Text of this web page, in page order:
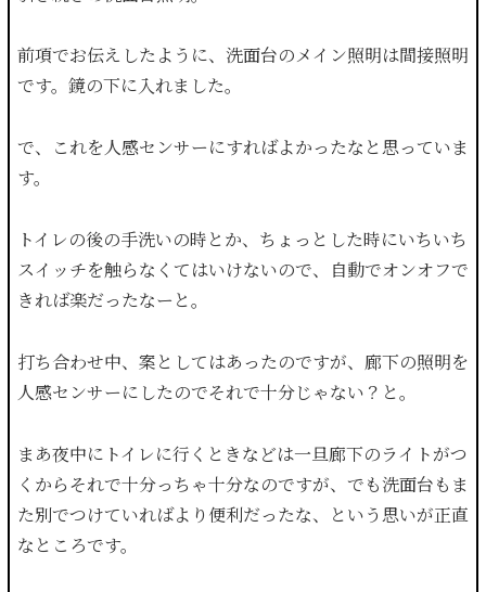
前項でお伝えしたように、洗面台のメイン照明は間接照明
です。鏡の下に入れました。
で、これを人感センサーにすればよかったなと思っていま
す。
トイレの後の手洗いの時とか、ちょっとした時にいちいち
スイッチを触らなくてはいけないので、自動でオンオフで
きれば楽だったなーと。
打ち合わせ中、案としてはあったのですが、廊下の照明を
人感センサーにしたのでそれで十分じゃない？と。
まあ夜中にトイレに行くときなどは一旦廊下のライトがつ
くからそれで十分っちゃ十分なのですが、でも洗面台もま
た別でつけていればより便利だったな、という思いが正直
なところです。